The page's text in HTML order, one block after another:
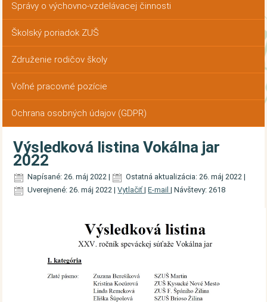
Správy o výchovno-vzdelávacej činnosti
Školský poriadok ZUŠ
Združenie rodičov školy
Voľné pracovné pozície
Ochrana osobných údajov (GDPR)
Výsledková listina Vokálna jar
2022
Napísané: 26. máj 2022 | Ostatná aktualizácia: 26. máj 2022 |
Uverejnené: 26. máj 2022 |Vytlačiť|E-mail|Návštevy: 2618